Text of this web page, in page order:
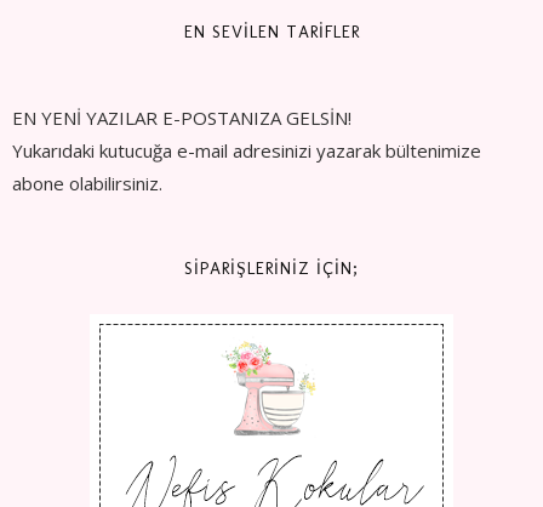
EN SEVİLEN TARİFLER
EN YENİ YAZILAR E-POSTANIZA GELSİN!
Yukarıdaki kutucuğa e-mail adresinizi yazarak bültenimize
abone olabilirsiniz.
SİPARİŞLERİNİZ İÇİN;